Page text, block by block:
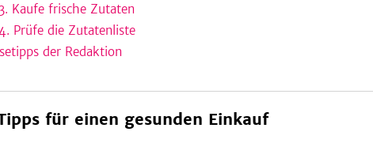
3. Kaufe frische Zutaten
Prüfe die Zutatenliste
der Redaktion
für einen gesunden Einkauf